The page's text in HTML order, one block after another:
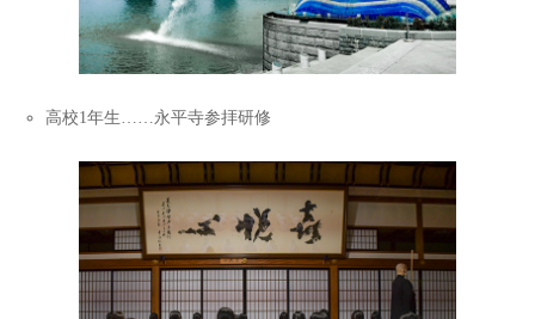
高校1年生……永平寺参拝研修